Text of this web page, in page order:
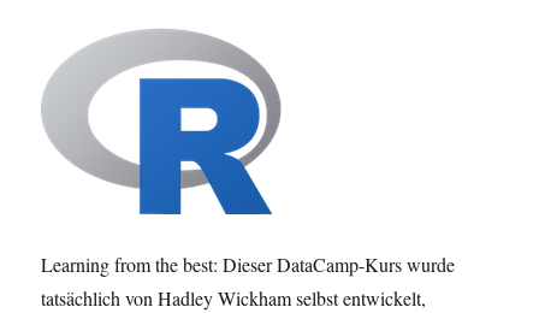
Learning from the best: Dieser DataCamp-Kurs wurde
tatsächlich von Hadley Wickham selbst entwickelt,